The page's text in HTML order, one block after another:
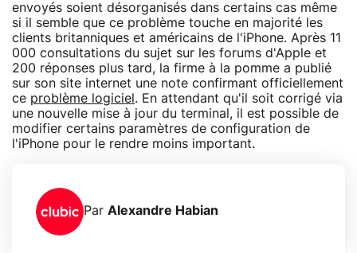
envoyés soient désorganisés dans certains cas même
si il semble que ce problème touche en majorité les
clients britanniques et américains de l'iPhone. Après 11
000 consultations du sujet sur les forums d'Apple et
200 réponses plus tard, la firme à la pomme a publié
sur son site internet une note confirmant officiellement
ce problème logiciel . En attendant qu'il soit corrigé via
une nouvelle mise à jour du terminal, il est possible de
modifier certains paramètres de configuration de
l'iPhone pour le rendre moins important.
Par Alexandre Habian